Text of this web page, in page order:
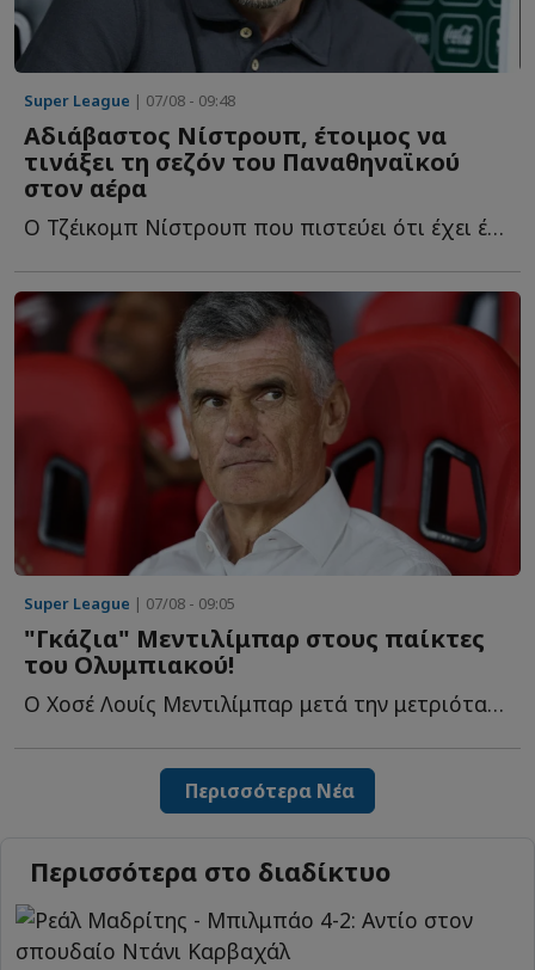
Super League | 07/08 - 09:48
Αδιάβαστος Νίστρουπ, έτοιμος να
τινάξει τη σεζόν του Παναθηναϊκού
στον αέρα
Ο Τζέικομπ Νίστρουπ που πιστεύει ότι έχει έρθει στη Βίμποργκ, η...
Super League | 07/08 - 09:05
"Γκάζια" Μεντιλίμπαρ στους παίκτες
του Ολυμπιακού!
Ο Χοσέ Λουίς Μεντιλίμπαρ μετά την μετριότατη εμφάνιση κ...
Περισσότερα Νέα
Περισσότερα στο διαδίκτυο